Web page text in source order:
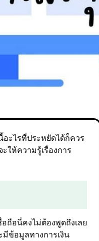
อะไรที่ประหยัดได้ก็ควร
ให้ความรู้เรื่องการ
ถือนี่คงไม่ต้องพูดถึงเลย
มีข้อมูลทางการเงิน